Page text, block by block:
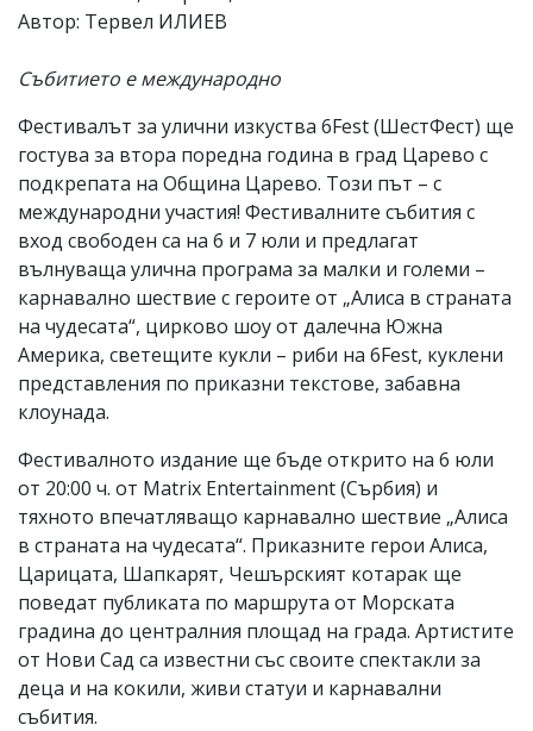
Коментарите
статиите
се
от
читателите
и
редакцията
не
носи
отговорност
за
тях!
Ако
откриете
обиден
за
вас
моля
ни!
Автор: Тервел ИЛИЕВ
Събитието е международно
Фестивалът за улични изкуства 6Fest (ШестФест) ще
гостува за втора поредна година в град Царево с
подкрепата на Община Царево. Този път – с
международни участия! Фестивалните събития с
вход свободен са на 6 и 7 юли и предлагат
вълнуваща улична програма за малки и големи –
карнавално шествие с героите от „Алиса в страната
на чудесата“, цирково шоу от далечна Южна
Америка, светещите кукли – риби на 6Fest, куклени
представления по приказни текстове, забавна
клоунада.
Фестивалното издание ще бъде открито на 6 юли
от 20:00 ч. от Matrix Entertainment (Сърбия) и
тяхното впечатляващо карнавално шествие „Алиса
в страната на чудесата“. Приказните герои Алиса,
Царицата, Шапкарят, Чешърският котарак ще
поведат публиката по маршрута от Морската
градина до централния площад на града. Артистите
от Нови Сад са известни със своите спектакли за
деца и на кокили, живи статуи и карнавални
събития.